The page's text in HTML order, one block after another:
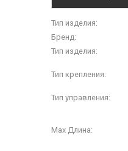
Тип изделия:
Бренд:
Тип изделия:
Тип крепления:
Тип управления:
Max Длина: